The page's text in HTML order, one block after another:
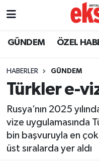
GÜNDEM ÖZEL
HABERLER GÜNDEM
Türkler e-
Rusya’nın 2025
vize uygulamasında
bin başvuruyla en
üst sıralarda yer aldı
ÖZEL HABER
YEREL GÜNDEM
EKONOMİ
KÜLTÜR - SANAT
Nöbetçi
Trafik Durumu
Süper Lig Puan
Tüm Manşetler